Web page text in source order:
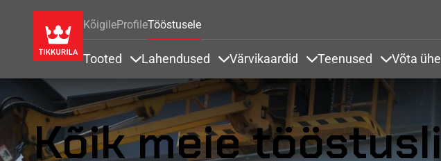
KõigileProfileTööstusele
Tooted Lahendused Värvikaardid Teenused Võta
Kõik meie